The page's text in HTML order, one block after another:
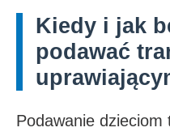
Kiedy i jak
podawać
Podawanie dzieciom